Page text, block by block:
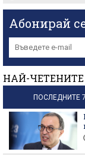
Абонирай
НАЙ-
ПОСЛЕДНИТЕ